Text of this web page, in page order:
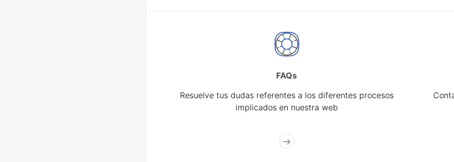
FAQs
Resuelve tus dudas referentes a los diferentes procesos
implicados en nuestra web